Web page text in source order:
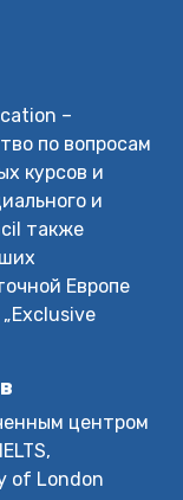
–
по вопросам
курсов и
и
также
Европе
центром
of London